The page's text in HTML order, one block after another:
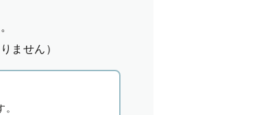
ません）